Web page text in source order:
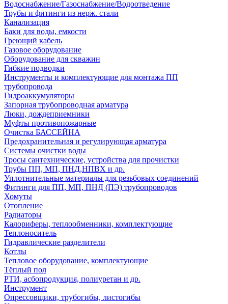
Водоснабжение/Газоснабжение/Водоотведение
Трубы и фитинги из нерж. стали
Канализация
Баки для воды, емкости
Греющий кабель
Газовое оборудование
Оборудование для скважин
Гибкие подводки
Инструменты и комплектующие для монтажа ПП
трубопровода
Гидроаккумуляторы
Запорная трубопроводная арматура
Люки, дождеприемники
Муфты противопожарные
Очистка БАССЕЙНА
Предохранительная и регулирующая арматура
Системы очистки воды
Тросы сантехнические, устройства для прочистки
Трубы ПП, МП, ПНД,НПВХ и др.
Уплотнительные материалы для резьбовых соединений
Фитинги для ПП, МП, ПНД (ПЭ) трубопроводов
Хомуты
Отопление
Радиаторы
Калориферы, теплообменники, комплектующие
Теплоноситель
Гидравлические разделители
Котлы
Тепловое оборудование, комплектующие
Тёплый пол
РТИ, асбопродукция, полиуретан и др.
Инструмент
Опрессовщики, трубогибы, листогибы